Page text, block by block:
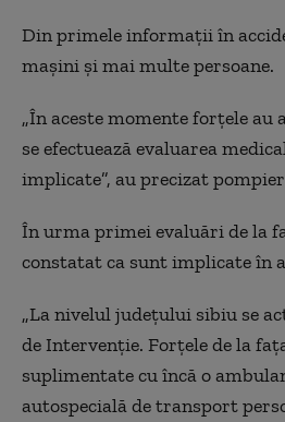
Din primele informaţii în
maşini şi mai multe persoane.
„În aceste momente forţele au
se efectuează evaluarea
implicate”, au precizat
În urma primei evaluări de la
constatat ca sunt implicate în
„La nivelul judeţului sibiu se
de Intervenţie. Forţele de la
suplimentate cu încă o
autospecială de transport